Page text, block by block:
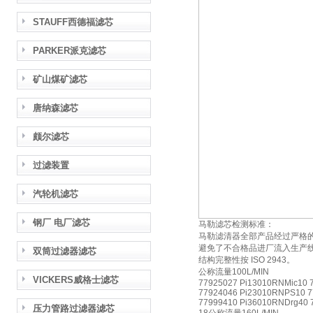
STAUFF西德福滤芯
PARKER派克滤芯
矿山煤矿滤芯
唐纳森滤芯
颇尔滤芯
过滤装置
汽轮机滤芯
钢厂 电厂滤芯
双筒过滤器滤芯
VICKERS威格士滤芯
压力管路过滤器滤芯
马勒滤芯检测标准：
马勒滤清器全部产品经过严格
避免了不合格品进厂流入生产
结构完整性按 ISO 2943。
公称流量100L/MIN
77925027 Pi13010RNMic10
77924046 Pi23010RNPS10
77999410 Pi36010RNDrg40